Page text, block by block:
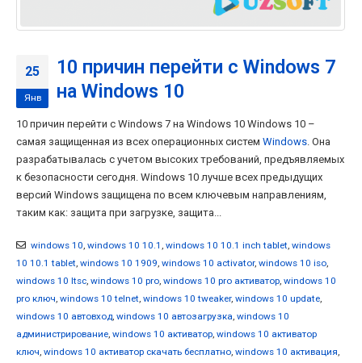
25
Янв
10 причин перейти с Windows 7
на Windows 10
10 причин перейти с Windows 7 на Windows 10 Windows 10 –
самая защищенная из всех операционных систем Windows . Она
разрабатывалась с учетом высоких требований, предъявляемых
к безопасности сегодня. Windows 10 лучше всех предыдущих
версий Windows защищена по всем ключевым направлениям,
таким как: защита при загрузке, защита...
windows 10, windows 10 10.1 , windows 10 10.1 inch tablet, windows
10 10.1 tablet, windows 10 1909, windows 10 activator, windows 10 iso,
windows 10 ltsc, windows 10 pro, windows 10 pro активатор, windows 10
pro ключ, windows 10 telnet, windows 10 tweaker, windows 10 update,
windows 10 автовход, windows 10 автозагрузка, windows 10
администрирование, windows 10 активатор, windows 10 активатор
ключ, windows 10 активатор скачать бесплатно, windows 10 активация,